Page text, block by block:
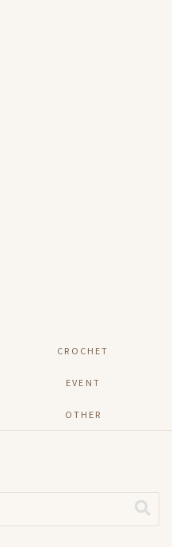
CROCHET
EVENT
OTHER